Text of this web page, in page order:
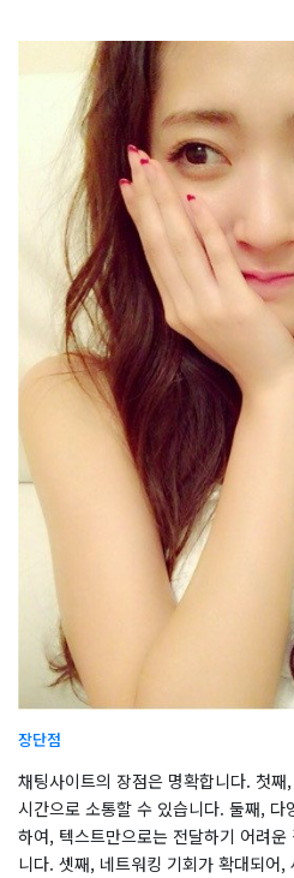
장단점
채팅사이트의 장점은 명확합니다. 첫
시간으로 소통할 수 있습니다. 둘째, 다
하여, 텍스트만으로는 전달하기 어려
니다. 셋째, 네트워킹 기회가 확대되어